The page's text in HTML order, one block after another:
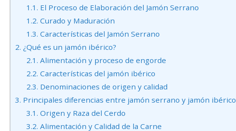
1.1. El Proceso de Elaboración del Jamón Serrano
1.2. Curado y Maduración
1.3. Características del Jamón Serrano
2. ¿Qué es un jamón ibérico?
2.1. Alimentación y proceso de engorde
2.2. Características del jamón ibérico
2.3. Denominaciones de origen y calidad
3. Principales diferencias entre jamón serrano y jamón ibérico
3.1. Origen y Raza del Cerdo
3.2. Alimentación y Calidad de la Carne